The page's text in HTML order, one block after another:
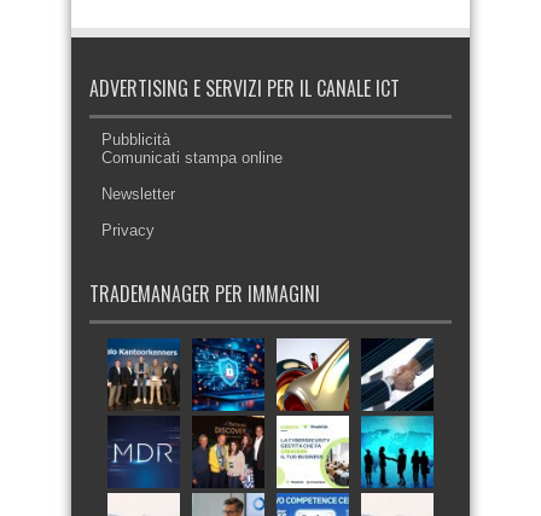
ADVERTISING E SERVIZI PER IL CANALE ICT
Pubblicità
Comunicati stampa online
Newsletter
Privacy
TRADEMANAGER PER IMMAGINI